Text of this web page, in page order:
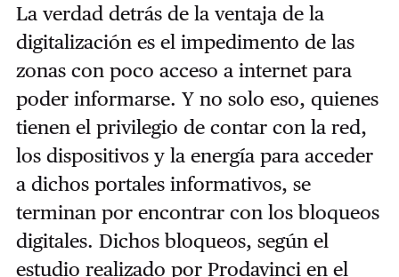
La verdad detrás de la ventaja de la
digitalización es el impedimento de las
zonas con poco acceso a internet para
poder informarse. Y no solo eso, quienes
tienen el privilegio de contar con la red,
los dispositivos y la energía para acceder
a dichos portales informativos, se
terminan por encontrar con los bloqueos
digitales. Dichos bloqueos, según el
estudio realizado por Prodavinci en el